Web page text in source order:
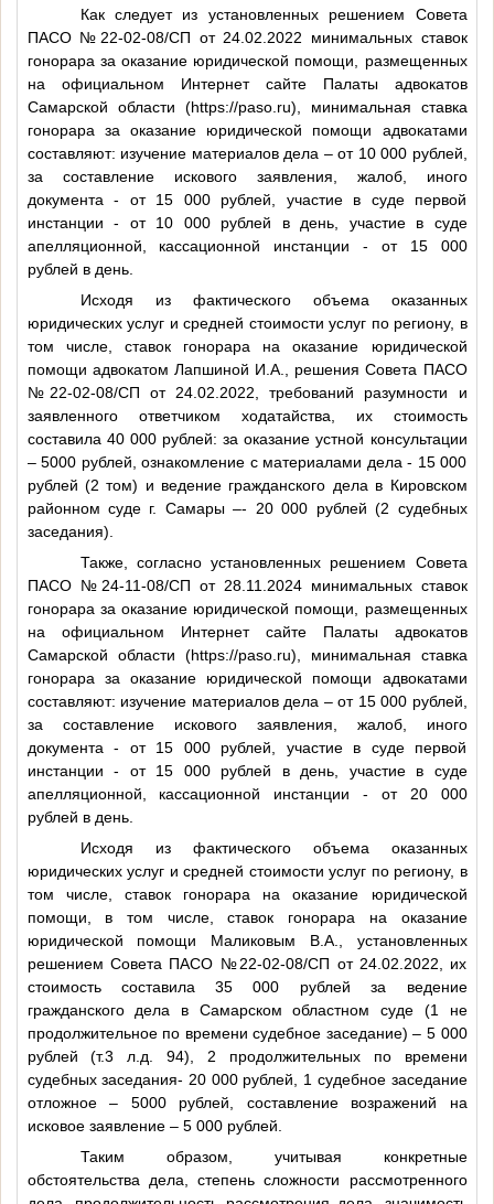
Как следует из установленных решением Совета
ПАСО №22-02-08/СП от 24.02.2022 минимальных ставок
гонорара за оказание юридической помощи, размещенных
на официальном Интернет сайте Палаты адвокатов
Самарской области (https://paso.ru), минимальная ставка
гонорара за оказание юридической помощи адвокатами
составляют: изучение материалов дела – от 10 000 рублей,
за составление искового заявления, жалоб, иного
документа - от 15 000 рублей, участие в суде первой
инстанции - от 10 000 рублей в день, участие в суде
апелляционной, кассационной инстанции - от 15 000
рублей в день.
Исходя из фактического объема оказанных
юридических услуг и средней стоимости услуг по региону, в
том числе, ставок гонорара на оказание юридической
помощи адвокатом Лапшиной И.А., решения Совета ПАСО
№22-02-08/СП от 24.02.2022, требований разумности и
заявленного ответчиком ходатайства, их стоимость
составила 40 000 рублей: за оказание устной консультации
– 5000 рублей, ознакомление с материалами дела - 15 000
рублей (2 том) и ведение гражданского дела в Кировском
районном суде г. Самары –- 20 000 рублей (2 судебных
заседания).
Также, согласно установленных решением Совета
ПАСО №24-11-08/СП от 28.11.2024 минимальных ставок
гонорара за оказание юридической помощи, размещенных
на официальном Интернет сайте Палаты адвокатов
Самарской области (https://paso.ru), минимальная ставка
гонорара за оказание юридической помощи адвокатами
составляют: изучение материалов дела – от 15 000 рублей,
за составление искового заявления, жалоб, иного
документа - от 15 000 рублей, участие в суде первой
инстанции - от 15 000 рублей в день, участие в суде
апелляционной, кассационной инстанции - от 20 000
рублей в день.
Исходя из фактического объема оказанных
юридических услуг и средней стоимости услуг по региону, в
том числе, ставок гонорара на оказание юридической
помощи, в том числе, ставок гонорара на оказание
юридической помощи Маликовым В.А., установленных
решением Совета ПАСО №22-02-08/СП от 24.02.2022, их
стоимость составила 35 000 рублей за ведение
гражданского дела в Самарском областном суде (1 не
продолжительное по времени судебное заседание) – 5 000
рублей (т.3 л.д. 94), 2 продолжительных по времени
судебных заседания- 20 000 рублей, 1 судебное заседание
отложное – 5000 рублей, составление возражений на
исковое заявление – 5 000 рублей.
Таким образом, учитывая конкретные
обстоятельства дела, степень сложности рассмотренного